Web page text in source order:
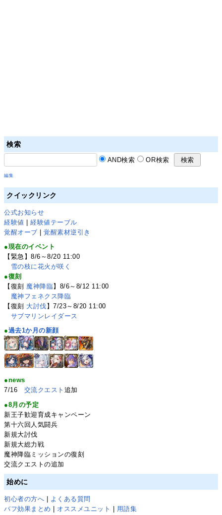
検索
AND検索 OR検索
編集
クイックリンク
公式お知らせ
経験値 |経験値テーブル
覚醒オーブ |覚醒素材逆引き
●現在のイベント
【緊急】8/6～8/20 11:00
雪の枝に花火が咲く
●復刻
【復刻 魔神降臨】8/6～8/12 11:00
魔神フェネクス降臨
【復刻 大討伐 】7/23～8/20 11:00
サブマリンレイダース
●過去1か月の新顔
●news
7/16 交流クエスト 追加
●8月の予定
新王子歓迎育成キャンペーン
第十六回人気闘兵
新規大討伐
新規大総力戦
魔神降臨ミッションの復刻
交流クエストの追加
始めに
初心者の方へ | よくある質問
バフ効果まとめ | オススメユニット | 用語集